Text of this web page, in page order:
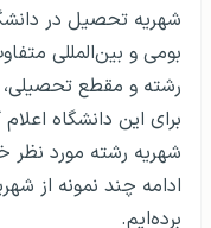
شهریه تحصیل در
بومی و بین‌المللی
رشته و مقطع تحصیلی،
برای این دانشگاه
شهریه رشته مورد نظر
ادامه چند نمونه از
برده‌ایم.